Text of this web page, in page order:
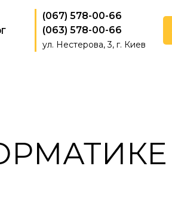
(067) 578-00-66
(063) 578-00-66
ул. Нестерова, 3, г. Киев